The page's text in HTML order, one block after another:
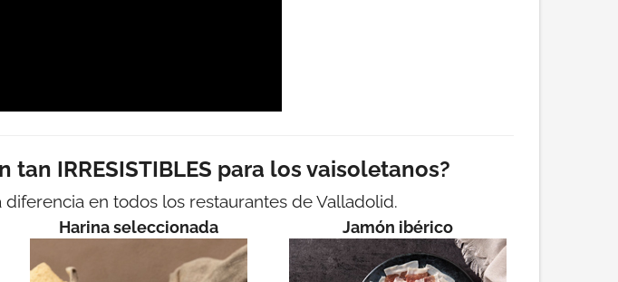
tan IRRESISTIBLES para los vaisoletanos?
en todos los restaurantes de Valladolid.
Harina seleccionada Jamón ibérico